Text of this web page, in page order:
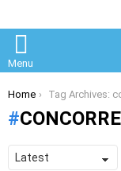
Menu
You are here:
Home Tag Archives: